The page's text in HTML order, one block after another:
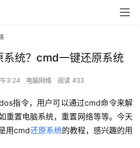
统？cmd一键还原系统
3:24 电脑网络 阅读 433
指令，用户可以通过cmd命令来解
重置电脑系统，重置网络等等。今天
用cmd还原系统的教程，感兴趣的用